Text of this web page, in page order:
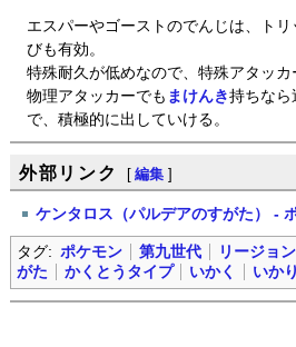
エスパーやゴーストのでんじは、ト
びも有効。
特殊耐久が低めなので、特殊アタッカ
物理アタッカーでも まけんき持ちなら
で、積極的に出していける。
外部リンク [ 編集 ]
ケンタロス（パルデアのすがた） -
タグ: ポケモン 第九世代 リージョ
がた
かくとうタイプ いかく いか